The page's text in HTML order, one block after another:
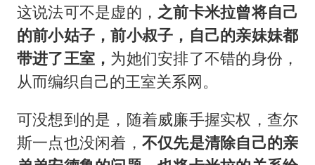
这说法可不是虚的， 之前卡米拉曾将自己
的前小姑子，前小叔子，自己的亲妹妹都
带进了王室， 为她们安排了不错的身份，
从而编织自己的王室关系网。
可没想到的是，随着威廉手握实权，查尔
斯一点也没闲着， 不仅先是清除自己的亲